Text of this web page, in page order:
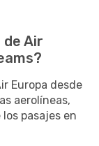
Air
Europa desde
aerolíneas,
pasajes en